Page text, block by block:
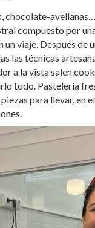
chocolate-avellanas…
compuesto por
viaje. Después de
las técnicas
a la vista salen
todo. Pastelería
para llevar,